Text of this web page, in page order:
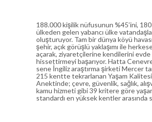
188.000 kişilik nüfusunun %45’ini, 180
ülkeden gelen yabancı ülke
oluşturuyor. Tam bir dünya köyü
şehir, açık görüşlü yaklaşımı ile
açarak, ziyaretçilerine kendilerini evde
hissettirmeyi başarıyor. Hatta
sene İngiliz araştırma şirketi Mercer
215 kentte tekrarlanan Yaşam Kalitesi
Anektinde; çevre, güvenlik, sağlık,
kamu hizmeti gibi 39 kritere göre
standardı en yüksek kentler arasında